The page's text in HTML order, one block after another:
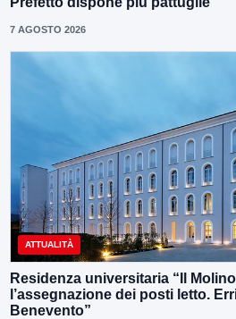
7 AGOSTO 2026
ATTUALITÀ
Residenza universitaria “Il
l’assegnazione dei posti letto.
Benevento”